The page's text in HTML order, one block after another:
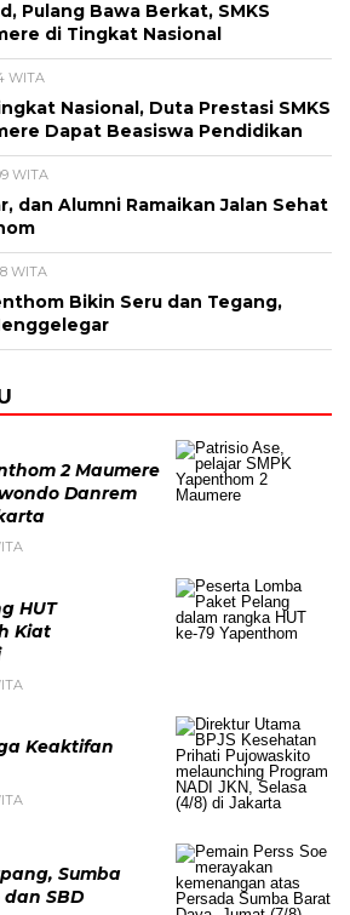
Pulang Bawa Berkat, SMKS
di Tingkat Nasional
WITA
Nasional, Duta Prestasi SMKS
Dapat Beasiswa Pendidikan
WITA
dan Alumni Ramaikan Jalan Sehat
WITA
Bikin Seru dan Tegang,
2 Maumere
Danrem
HUT
Kiat
Keaktifan
Sumba
SBD